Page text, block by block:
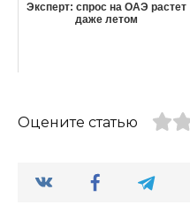
Эксперт: спрос на ОАЭ растет
даже летом
Оцените статью